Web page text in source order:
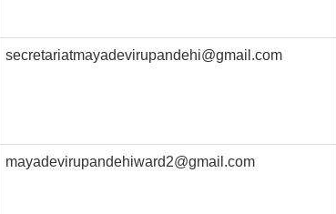
secretariatmayadevirupandehi@gmail.com
mayadevirupandehiward2@gmail.com